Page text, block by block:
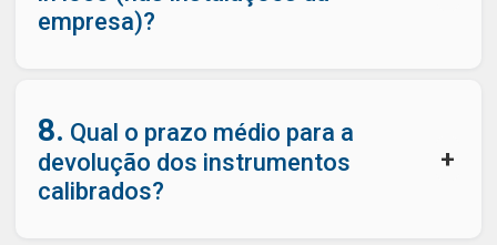
empresa)?
8. Qual o prazo médio para a
devolução dos instrumentos
calibrados?
+